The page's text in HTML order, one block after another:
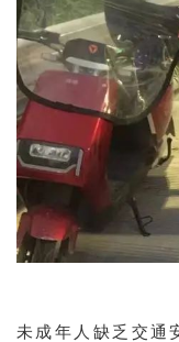
未成年人缺乏交通